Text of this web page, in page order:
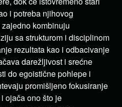
i potreba njihovog
kombinuju
sa strukturom i disciplinom
rezultata kao i odbacivanje
darežljivost i srećne
do egoistične pohlepe i
promišljeno fokusiranje
ojača ono što je